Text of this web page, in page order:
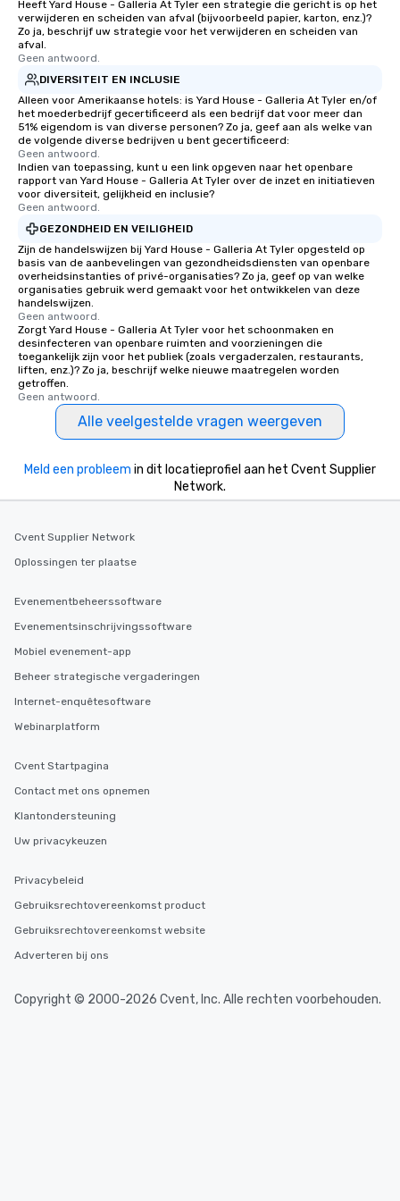
rearranged with syncopation, swing,
and soul. ► Visual Sophistication: Our
performers reflect the "Nouveau"
aesthetic—classic elegance with a
Nouveau Jazz, you aren't just booking
a band; you are securing an
immersive experience. We specialize
in that "golden hour" energy—where
the music is sophisticated enough for
cocktails and conversation, yet
infectious enough to keep guests
engaged and energized throughout
the night. ► Pop Nouveau has
decades of experience performing at
weddings all over the planet! We are
ready to provide you with the perfect
soundtrack to enhance every moment
of your special day! From setting the
mood for your "I do" moment, to
creating a swinging vibe for cocktail
hour, to providing some sultry sounds
for dinner which lead right into an
Pop Nouveau will be there every step
of the way to make planning your
and every budget.
Heeft Yard House - Galleria At Tyler een strategie die gericht is op het
verwijderen en scheiden van afval (bijvoorbeeld papier, karton, enz.)?
Zo ja, beschrijf uw strategie voor het verwijderen en scheiden van
afval.
Geen antwoord.
DIVERSITEIT EN INCLUSIE
Alleen voor Amerikaanse hotels: is Yard House - Galleria At Tyler en/of
het moederbedrijf gecertificeerd als een bedrijf dat voor meer dan
51% eigendom is van diverse personen? Zo ja, geef aan als welke van
de volgende diverse bedrijven u bent gecertificeerd:
Geen antwoord.
Indien van toepassing, kunt u een link opgeven naar het openbare
rapport van Yard House - Galleria At Tyler over de inzet en initiatieven
voor diversiteit, gelijkheid en inclusie?
Geen antwoord.
GEZONDHEID EN VEILIGHEID
Zijn de handelswijzen bij Yard House - Galleria At Tyler opgesteld op
basis van de aanbevelingen van gezondheidsdiensten van openbare
overheidsinstanties of privé-organisaties? Zo ja, geef op van welke
organisaties gebruik werd gemaakt voor het ontwikkelen van deze
handelswijzen.
Geen antwoord.
Zorgt Yard House - Galleria At Tyler voor het schoonmaken en
desinfecteren van openbare ruimten and voorzieningen die
toegankelijk zijn voor het publiek (zoals vergaderzalen, restaurants,
liften, enz.)? Zo ja, beschrijf welke nieuwe maatregelen worden
getroffen.
Geen antwoord.
Alle veelgestelde vragen weergeven
Meld een probleem in dit locatieprofiel aan het Cvent Supplier
Network.
Cvent Supplier Network
Oplossingen ter plaatse
Evenementbeheerssoftware
Evenementsinschrijvingssoftware
Mobiel evenement-app
Beheer strategische vergaderingen
Internet-enquêtesoftware
Webinarplatform
Cvent Startpagina
Contact met ons opnemen
Klantondersteuning
Uw privacykeuzen
Privacybeleid
Gebruiksrechtovereenkomst product
Gebruiksrechtovereenkomst website
Adverteren bij ons
Copyright © 2000-2026 Cvent, Inc. Alle rechten voorbehouden.